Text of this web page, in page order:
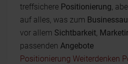
treffsichere Positionierung,
auf alles, was zum
vor allem Sichtbarkeit,
passenden Angebote
Positionierung Weiterdenken